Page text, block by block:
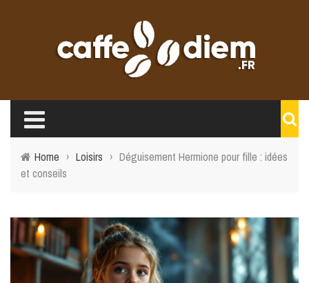
Home › Loisirs › Déguisement Hermione pour fille : idées
et conseils